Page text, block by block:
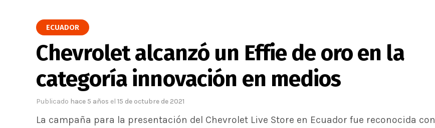
ECUADOR
Chevrolet alcanzó un Effie de oro en la
categoría innovación en medios
Publicado hace 5 años el 15 de octubre de 2021
La campaña para la presentación del Chevrolet Live Store en Ecuador fue reconocida con